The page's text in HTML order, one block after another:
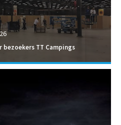
TT Campings